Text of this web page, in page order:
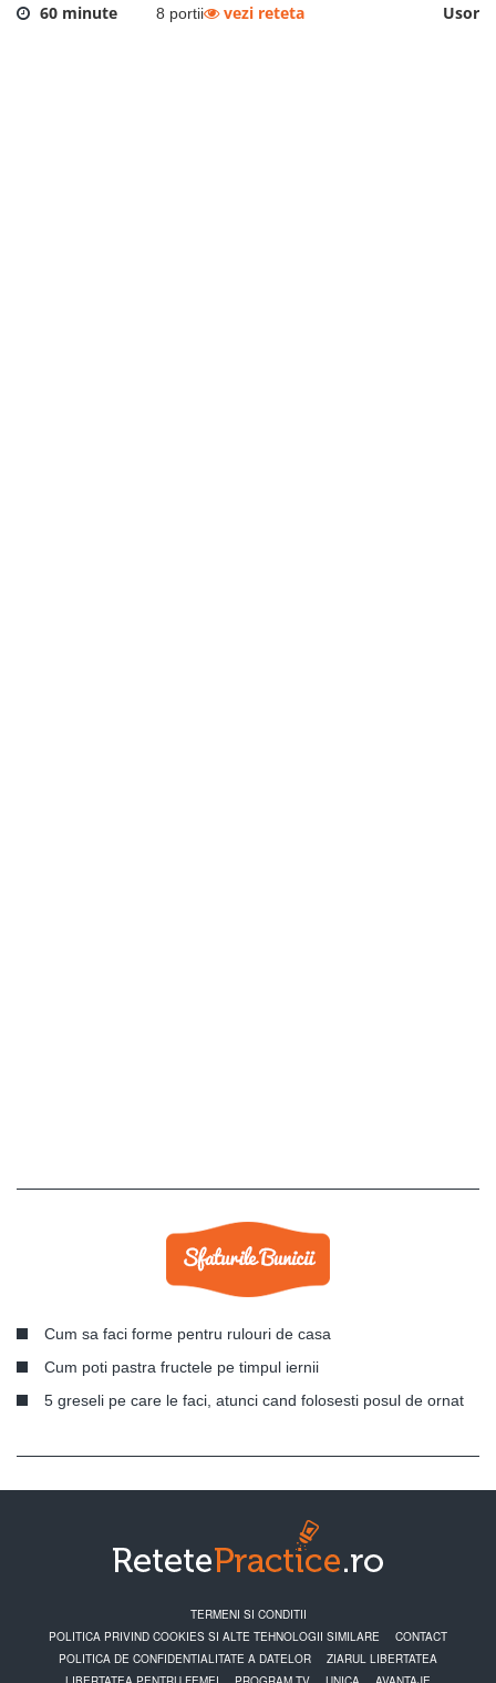
60 minute 8 portii Usor
vezi reteta
Cum sa faci forme pentru rulouri de casa
Cum poti pastra fructele pe timpul iernii
5 greseli pe care le faci, atunci cand folosesti posul de ornat
TERMENI SI CONDITII
POLITICA PRIVIND COOKIES SI ALTE TEHNOLOGII SIMILARE
CONTACT
POLITICA DE CONFIDENTIALITATE A DATELOR
ZIARUL LIBERTATEA